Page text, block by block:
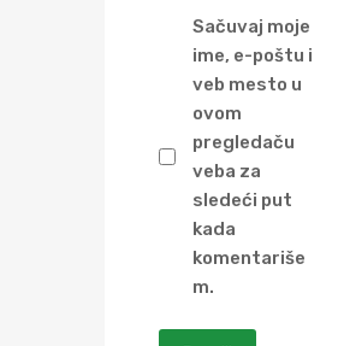
Sačuvaj moje
ime, e-poštu i
veb mesto u
ovom
pregledaču
veba za
sledeći put
kada
komentariše
m.